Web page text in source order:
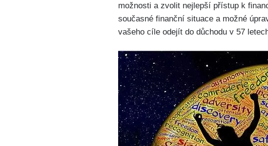
možnosti a zvolit nejlepší přístup ‌k
současné finanční situace a možné
vašeho cíle odejít do důchodu v 57